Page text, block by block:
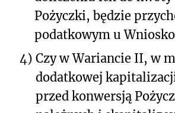
Pożyczki, będzie
podatkowym u
4) Czy w Wariancie II, w
dodatkowej
przed konwersją